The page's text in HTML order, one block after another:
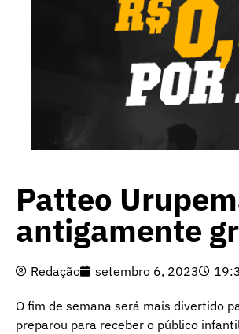
Patteo
antigamente
Redação setembro 6, 2023
O fim de semana será mais divertido
preparou para receber o público